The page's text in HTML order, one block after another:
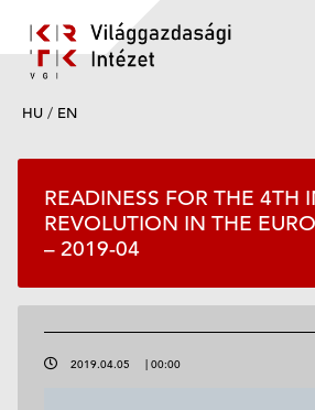
HU / EN
READINESS FOR THE 4TH
REVOLUTION IN THE
– 2019-04
2019.04.05 | 00:00